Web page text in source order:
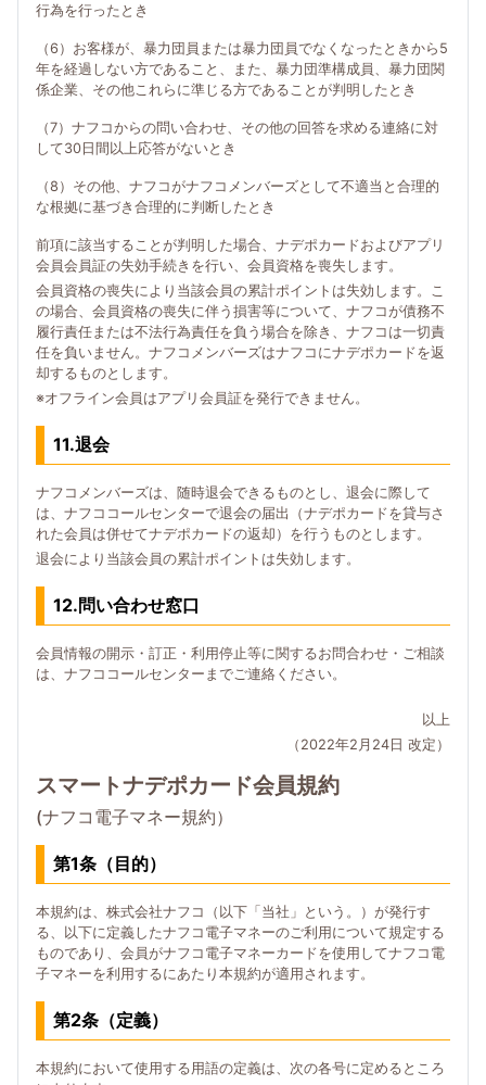
行為を行ったとき
（6）お客様が、暴力団員または暴力団員でなくなったときから5
年を経過しない方であること、また、暴力団準構成員、暴力団関
係企業、その他これらに準じる方であることが判明したとき
（7）ナフコからの問い合わせ、その他の回答を求める連絡に対
して30日間以上応答がないとき
（8）その他、ナフコがナフコメンバーズとして不適当と合理的
な根拠に基づき合理的に判断したとき
前項に該当することが判明した場合、ナデポカードおよびアプリ
会員会員証の失効手続きを行い、会員資格を喪失します。
会員資格の喪失により当該会員の累計ポイントは失効します。こ
の場合、会員資格の喪失に伴う損害等について、ナフコが債務不
履行責任または不法行為責任を負う場合を除き、ナフコは一切責
任を負いません。ナフコメンバーズはナフコにナデポカードを返
却するものとします。
※オフライン会員はアプリ会員証を発行できません。
11.退会
ナフコメンバーズは、随時退会できるものとし、退会に際して
は、ナフココールセンターで退会の届出（ナデポカードを貸与さ
れた会員は併せてナデポカードの返却）を行うものとします。
退会により当該会員の累計ポイントは失効します。
12.問い合わせ窓口
会員情報の開示・訂正・利用停止等に関するお問合わせ・ご相談
は、ナフココールセンターまでご連絡ください。
以上
（2022年2月24日 改定）
スマートナデポカード会員規約
(ナフコ電子マネー規約）
第1条（目的）
本規約は、株式会社ナフコ（以下「当社」という。）が発行す
る、以下に定義したナフコ電子マネーのご利用について規定する
ものであり、会員がナフコ電子マネーカードを使用してナフコ電
子マネーを利用するにあたり本規約が適用されます。
第2条（定義）
本規約において使用する用語の定義は、次の各号に定めるところ